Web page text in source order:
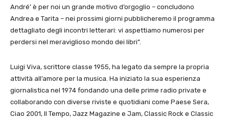
André’ è per noi un grande motivo d’orgoglio – concludono
Andrea e Tarita – nei prossimi giorni pubblicheremo il programma
dettagliato degli incontri letterari: vi aspettiamo numerosi per
perdersi nel meraviglioso mondo dei libri”.
Luigi Viva, scrittore classe 1955, ha legato da sempre la propria
attività all’amore per la musica. Ha iniziato la sua esperienza
giornalistica nel 1974 fondando una delle prime radio private e
collaborando con diverse riviste e quotidiani come Paese Sera,
Ciao 2001, Il Tempo, Jazz Magazine e Jam, Classic Rock e Classic